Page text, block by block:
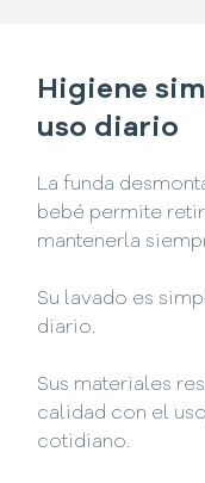
Higiene
uso diario
La funda
bebé permite
mantenerla
Su lavado es
diario.
Sus materiales
calidad con el
cotidiano.